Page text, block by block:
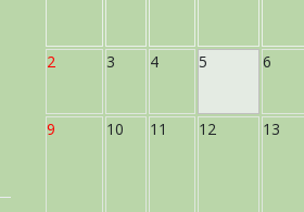
2 3 4 5 6
9 10 11 12 13